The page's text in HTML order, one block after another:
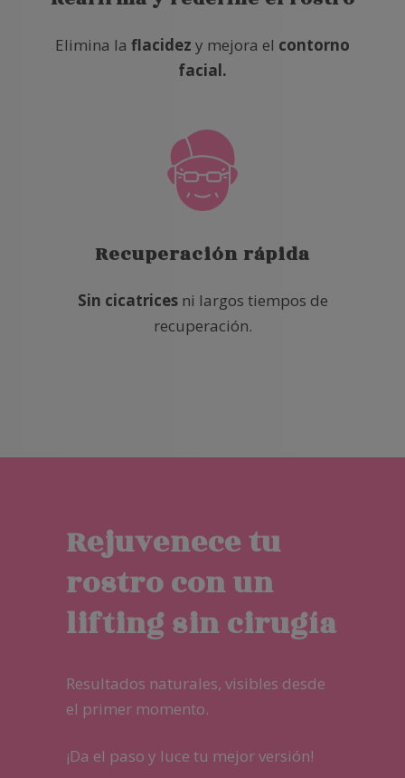
Elimina la flacidez y mejora el contorno
facial.
Recuperación rápida
Sin cicatricesni largos tiempos de
recuperación.
Rejuvenece tu
rostro con un
lifting sin cirugía
Resultados naturales, visibles desde
el primer momento.
¡Da el paso y luce tu mejor versión!